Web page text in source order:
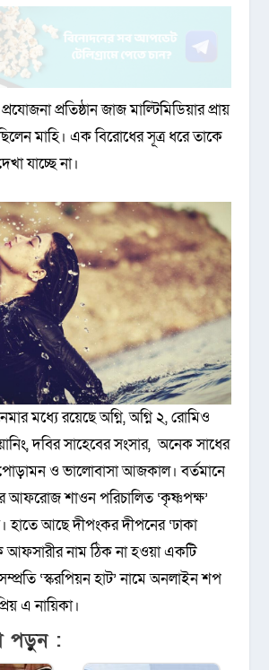
প্রতিষ্ঠান জাজ মাল্টিমিডিয়ার প্রায়
মাহি। এক বিরোধের সূত্র ধরে তাকে
যাচ্ছে না।
মধ্যে রয়েছে অগ্নি, অগ্নি ২, রোমিও
দবির সাহেবের সংসার, অনেক সাধের
ও ভালোবাসা আজকাল। বর্তমানে
আফরোজ শাওন পরিচালিত ‘কৃষ্ণপক্ষ’
হাতে আছে দীপংকর দীপনের ‘ঢাকা
আফসারীর নাম ঠিক না হওয়া একটি
‘স্করপিয়ন হাট’ নামে অনলাইন শপ
এ নায়িকা।
পড়ুন :